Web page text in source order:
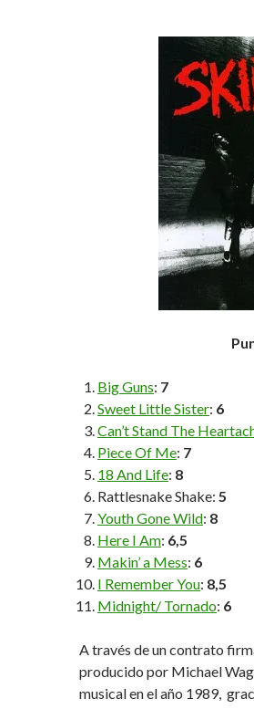
Big Guns: 7
Sweet Little Sister: 6
Can’t Stand The
Piece Of Me: 7
18 And Life: 8
Rattlesnake Shake: 5
Youth Gone Wild: 8
Here I Am: 6,5
Makin’ a Mess: 6
I Remember You: 8,5
Midnight/ Tornado: 6
A través de un contrato
producido por Michael
musical en el año 1989,